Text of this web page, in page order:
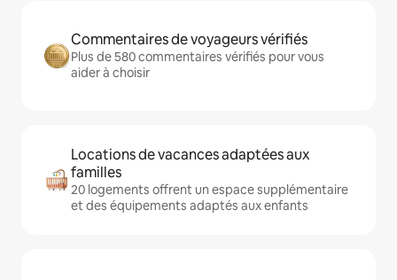
Commentaires de voyageurs vérifiés
Plus de 580 commentaires vérifiés pour vous
aider à choisir
Locations de vacances adaptées aux
familles
20 logements offrent un espace supplémentaire
et des équipements adaptés aux enfants